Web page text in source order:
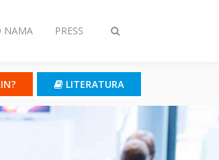
Toggle
NAMA PRESS
LITERATURA